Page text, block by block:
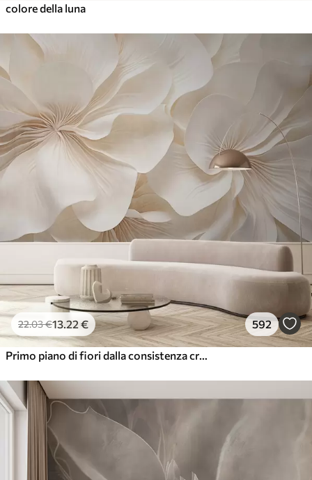
colore della luna
22.03€13 .22 € 592